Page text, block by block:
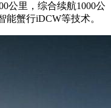
公里，综合续航1000公
蟹行iDCW等技术。